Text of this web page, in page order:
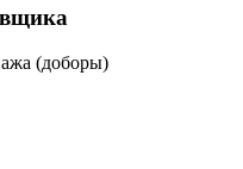
(доборы)